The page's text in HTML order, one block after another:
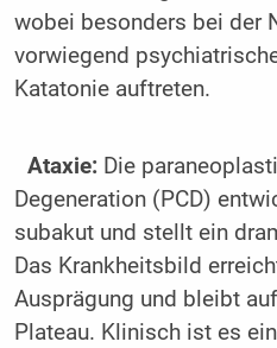
wobei besonders bei der
vorwiegend
Katatonie auftreten.
Ataxie:Die
Degeneration (PCD)
subakut und stellt ein
Das Krankheitsbild
Ausprägung und bleibt
Plateau. Klinisch ist es